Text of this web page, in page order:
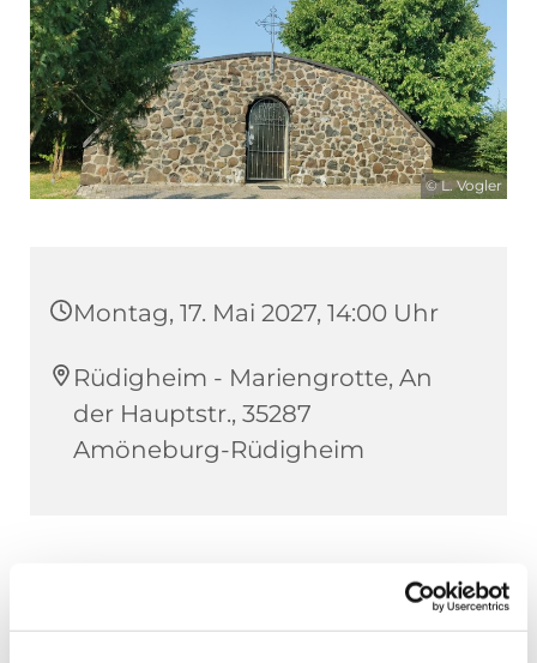
© L. Vogler
Montag, 17. Mai 2027, 14:00 Uhr
Rüdigheim - Mariengrotte, An
der Hauptstr., 35287
Amöneburg-Rüdigheim